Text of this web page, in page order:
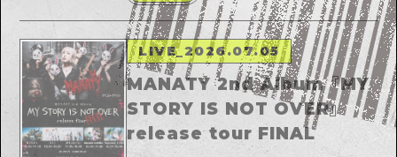
LIVE_ 2026.07.05
MANATY 2nd Album 『MY
STORY IS NOT OVER』
release tour FINAL